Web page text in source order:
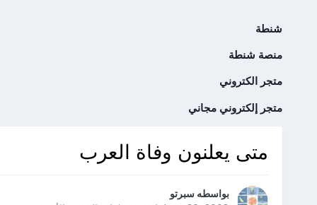
شنطة
منصة شنطة
متجر الكتروني
متجر إلكتروني مجاني
متى يعلنون وفاة العرب
بواسطه سبرتو